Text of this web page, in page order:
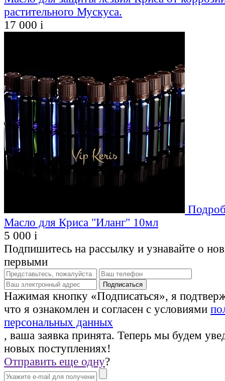
растительного Мускуса.
17 000 i
Масло для Криса "Иланг" 10мл
5 000 i
Подпишитесь на рассылку и узнавайте о
первыми
Нажимая кнопку «Подписаться», я
что я ознакомлен и согласен с условиями
персональных данных
, ваша заявка принята. Теперь мы будем
новых поступлениях!
Отправить еще одну?